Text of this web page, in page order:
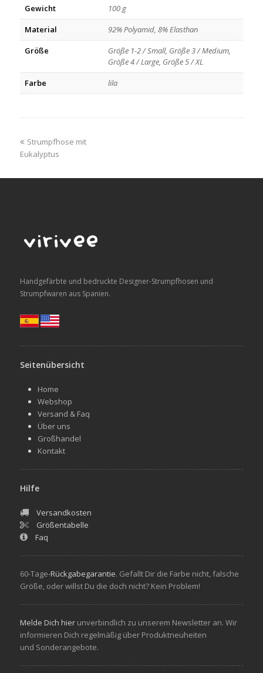
Gewicht
100 g
Material
92% Polyamid, 8% Elasthan
Größe
Größe 1-2 / Small, Größe 3 / Medium,
Größe 4 / Large, Größe 5 / XL
Farbe
lila
previous
post:
Strumpfhose mit
Eukalyptus
Handgefärbte und bedruckte Designer-Strumpfhosen und
Strumpfwaren aus Spanien.
Seitenübersicht
Home
Webshop
Versand & Faq
Über uns
Großhandel
Kontakt
Hilfe
Versandkosten
Größentabelle
Faq
60-Tage-Rückgabegarantie. Gefallt Dir die Farbe nicht, falsche
Größe, oder willst Du die doch nicht? Kein Problem!
Melde Dich hierunverbindlich zu unserem Newsletter an. Wir
informieren Dich regelmäßig über Produktneuheiten
und Sonderangebote.